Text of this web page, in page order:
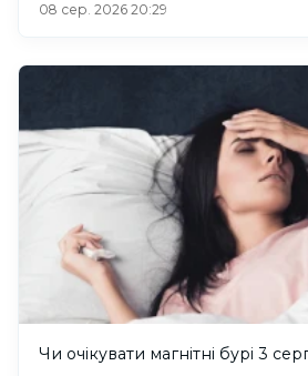
08 сер. 2026 20:29
Чи очікувати магнітні бурі 3